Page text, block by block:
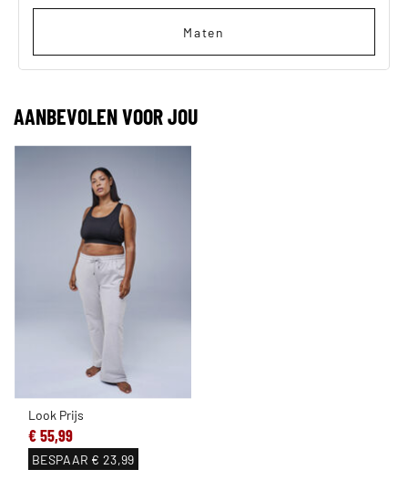
Maten
AANBEVOLEN VOOR JOU
Look Prijs
€ 55,99
BESPAAR € 23,99